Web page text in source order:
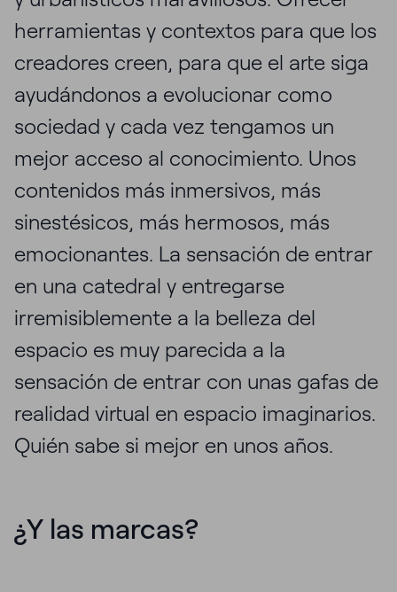
herramientas y contextos para que los
creadores creen, para que el arte siga
ayudándonos a evolucionar como
sociedad y cada vez tengamos un
mejor acceso al conocimiento. Unos
contenidos más inmersivos, más
sinestésicos, más hermosos, más
emocionantes. La sensación de entrar
en una catedral y entregarse
irremisiblemente a la belleza del
espacio es muy parecida a la
sensación de entrar con unas gafas de
realidad virtual en espacio imaginarios.
Quién sabe si mejor en unos años.
¿Y las marcas?